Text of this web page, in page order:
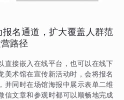
名通道，扩大覆盖人群范
路径
直接嵌入在线平台，也可以在线下
美术馆在宣传新活动时，会将报名
并同时在场馆海报中展示表单二维
信文章和参观时都可以顺畅地完成